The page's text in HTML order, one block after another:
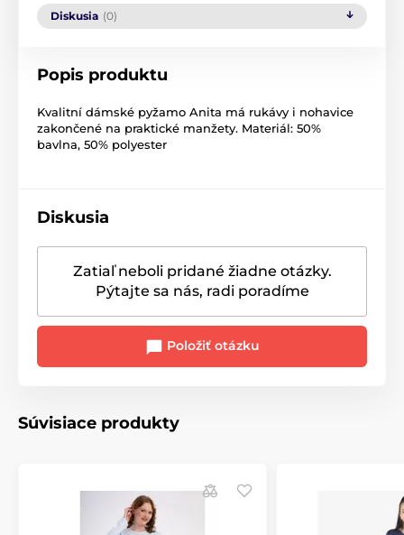
Diskusia (0)
Popis produktu
Kvalitní dámské pyžamo Anita má rukávy i nohavice
zakončené na praktické manžety. Materiál: 50%
bavlna, 50% polyester
Diskusia
Zatiaľ neboli pridané žiadne otázky.
Pýtajte sa nás, radi poradíme
Položiť otázku
Súvisiace produkty